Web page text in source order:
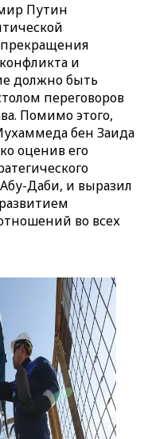
Путин
и
должно быть
переговоров
Помимо этого,
бен Заида
оценив его
Даби, и выразил
во всех